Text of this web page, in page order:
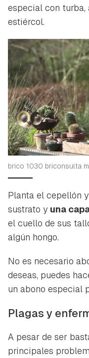
especial con
estiércol.
brico 1030 briconsulta
Planta el cepellón
sustrato y una
el cuello de sus
algún hongo.
No es necesario
deseas, puedes
un abono especial
Plagas y
A pesar de ser
principales